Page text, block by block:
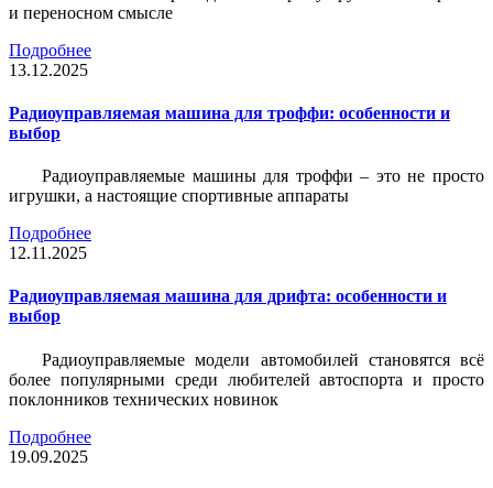
и переносном смысле
Подробнее
13.12.2025
Радиоуправляемая машина для троффи: особенности и
выбор
Радиоуправляемые машины для троффи – это не просто
игрушки, а настоящие спортивные аппараты
Подробнее
12.11.2025
Радиоуправляемая машина для дрифта: особенности и
выбор
Радиоуправляемые модели автомобилей становятся всё
более популярными среди любителей автоспорта и просто
поклонников технических новинок
Подробнее
19.09.2025